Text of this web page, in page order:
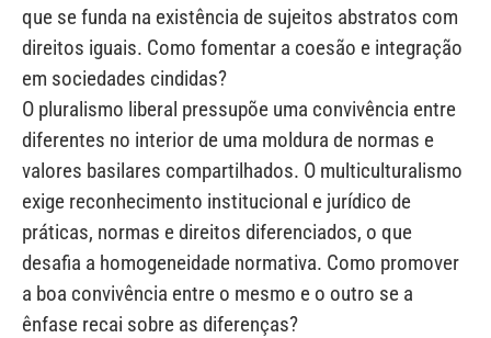
que se funda na existência de sujeitos abstratos com
direitos iguais. Como fomentar a coesão e integração
em sociedades cindidas?
O pluralismo liberal pressupõe uma convivência entre
diferentes no interior de uma moldura de normas e
valores basilares compartilhados. O multiculturalismo
exige reconhecimento institucional e jurídico de
práticas, normas e direitos diferenciados, o que
desafia a homogeneidade normativa. Como promover
a boa convivência entre o mesmo e o outro se a
ênfase recai sobre as diferenças?